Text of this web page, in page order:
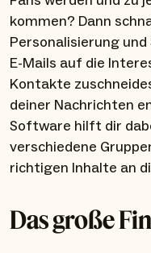
kommen? Dann
Personalisierung
E-Mails auf die
Kontakte
deiner Nachrichten
Software hilft dir
verschiedene
richtigen Inhalte an
Das große